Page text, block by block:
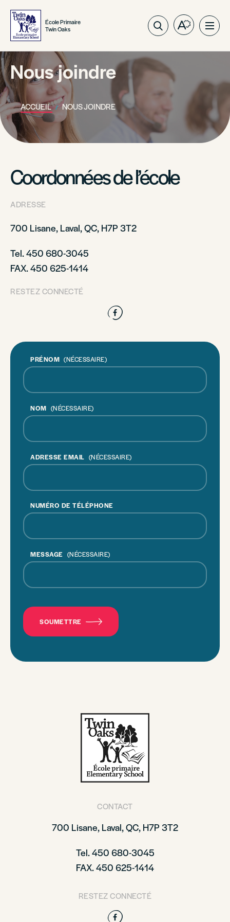
École Primaire
Twin Oaks
Ouvrez
barre
Nous joindre
ACCUEIL NOUS JOINDRE
Coordonnées de l’école
ADRESSE
700 Lisane, Laval, QC, H7P 3T2
Tel. 450 680-3045
FAX. 450 625-1414
RESTEZ CONNECTÉ
Facebook
PRÉNOM (NÉCESSAIRE)
NOM (NÉCESSAIRE)
ADRESSE EMAIL (NÉCESSAIRE)
NUMÉRO DE TÉLÉPHONE
MESSAGE (NÉCESSAIRE)
SOUMETTRE
CONTACT
700 Lisane, Laval, QC, H7P 3T2
Tel. 450 680-3045
FAX. 450 625-1414
RESTEZ CONNECTÉ
Facebook